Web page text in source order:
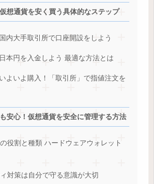
想通貨を安く買う具体的なステップ
内大手取引所で口座開設をしよう
本円を入金しよう 最適な方法とは
よいよ購入！「取引所」で指値注文を
安心！仮想通貨を安全に管理する方法
役割と種類 ハードウェアウォレット
対策は自分で守る意識が大切